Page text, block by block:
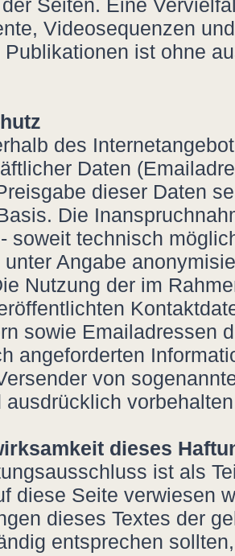
Seiten. Eine
Videosequenzen
Publikationen ist ohne
des
Daten
dieser Daten
Die
soweit technisch
unter Angabe
Nutzung der im
sowie Emailadressen
angeforderten
von
ausdrücklich
dieses
ist als
diese Seite verwiesen
dieses Textes der
entsprechen